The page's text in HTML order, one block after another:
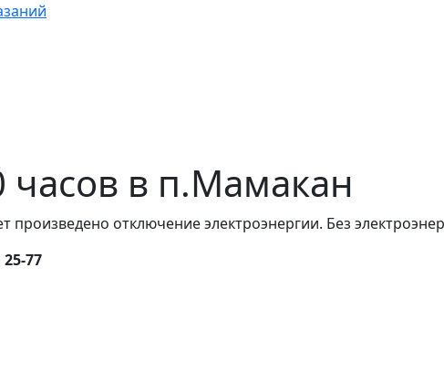
часов в п.Мамакан
отключение электроэнергии. Без
77